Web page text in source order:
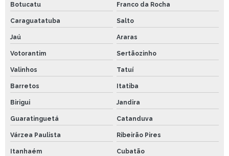
Botucatu Franco da Rocha
Caraguatatuba Salto
Jaú Araras
Votorantim Sertãozinho
Valinhos Tatuí
Barretos Itatiba
Birigui Jandira
Guaratinguetá Catanduva
Várzea Paulista Ribeirão Pires
Itanhaém Cubatão